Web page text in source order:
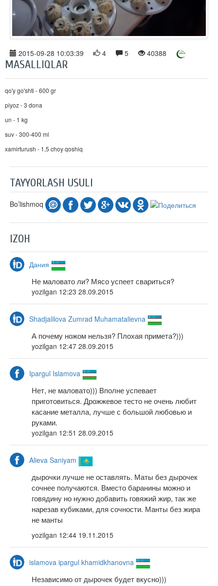
2015-09-28 10:03:39 4 5 40388
MASALLIQLAR
qo'y go'shti - 600 gr
piyoz - 3 dona
un - 1 kg
suv - 300-400 ml
xamirturush - 1,5 choy qoshiq
TAYYORLASH USULI
Bo’lishmoq
IZOH
Дания
Не маловато ли? Мясо успеет свариться?
yozilgan 12:23 28.09.2015
Shadjalilova Zumrad Muhamatalievna
А почему ножом нельзя? Плохая примета?)))
yozilgan 12:47 28.09.2015
Ipargul Islamova
Нет, не маловато))) Вполне успевает
приготовиться. Дрожжевое тесто не очень любит
касание металла, лучше с большой любовью и
руками.
yozilgan 12:51 28.09.2015
Alieva Saniyam
дырочки лучше не оставлять. Маты без дырочек
сочнее получаются. Вместо баранины можно и
говядину но нужно добавить говяжий жир, так же
нарезав кубиками, для сочности. Манты без жира
не манты
yozilgan 12:44 19.11.2015
islamova ipargul khamidkhanovna
Независимо от дырочек будет вкусно)))